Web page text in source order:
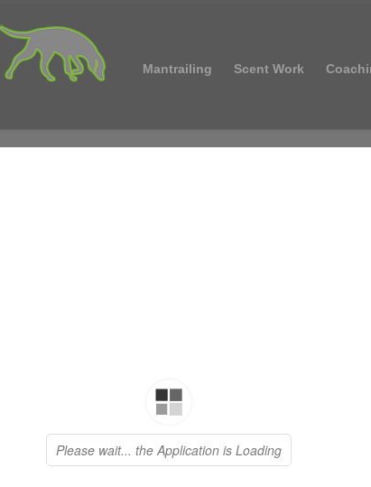
Mantrailing Scent Work